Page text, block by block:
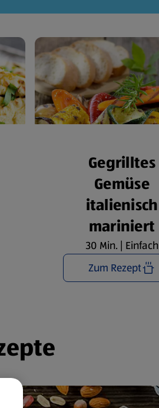
Gegrilltes
Gemüse
italienisch
mariniert
30 Min. | Einfach
Zum Rezept